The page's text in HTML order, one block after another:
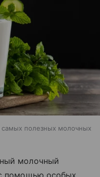
самых полезных молочных
молочный